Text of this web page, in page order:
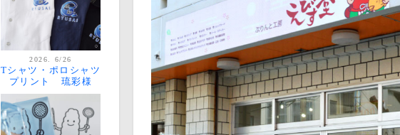
2026. 6/26
Tシャツ・ポロシャツ
プリント 琉彩様